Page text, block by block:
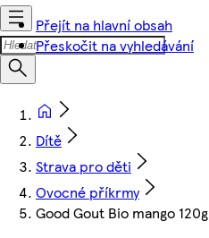
Přejít na hlavní obsah
Přeskočit na vyhledávání
Dítě
Strava pro děti
Ovocné příkrmy
Good Gout Bio mango 120g